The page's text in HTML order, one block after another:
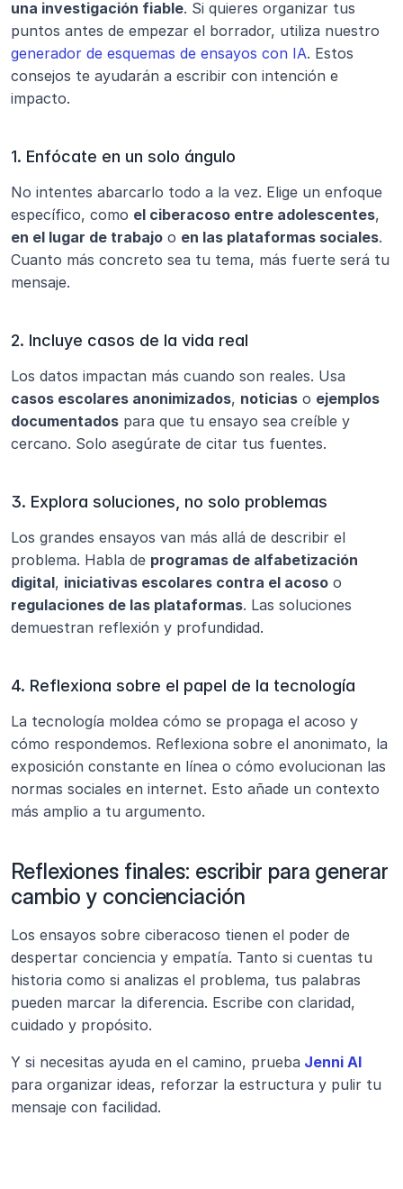
una investigación fiable. Si quieres organizar tus
generador de esquemas de ensayos con IA. Estos
consejos te ayudarán a escribir con intención e
impacto.
1. Enfócate en un solo ángulo
No intentes abarcarlo todo a la vez. Elige un enfoque
específico, como el ciberacoso entre adolescentes
en el lugar de trabajo o en las plataformas sociales.
Cuanto más concreto sea tu tema, más fuerte será tu
mensaje.
2. Incluye casos de la vida real
casos escolares anonimizados, noticias o ejemplos
documentados para que tu ensayo sea creíble y
cercano. Solo asegúrate de citar tus fuentes.
3. Explora soluciones, no solo problemas
Los grandes ensayos van más allá de describir el
problema. Habla de programas de alfabetización
digital, iniciativas escolares contra el acoso
regulaciones de las plataformas. Las soluciones
demuestran reflexión y profundidad.
4. Reflexiona sobre el papel de la tecnología
La tecnología moldea cómo se propaga el acoso y
cómo respondemos. Reflexiona sobre el anonimato, la
exposición constante en línea o cómo evolucionan las
normas sociales en internet. Esto añade un contexto
más amplio a tu argumento.
Reflexiones finales: escribir para generar
cambio y concienciación
Los ensayos sobre ciberacoso tienen el poder de
despertar conciencia y empatía. Tanto si cuentas tu
historia como si analizas el problema, tus palabras
pueden marcar la diferencia. Escribe con claridad,
cuidado y propósito.
Y si necesitas ayuda en el camino, prueba Jenni AI
para organizar ideas, reforzar la estructura y pulir tu
mensaje con facilidad.